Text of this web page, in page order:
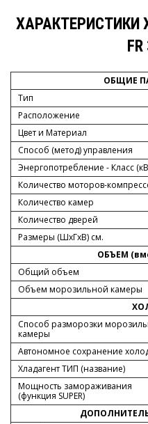
ХАРАКТЕРИСТИКИ
ОБЩИЕ
Тип
Расположение
Цвет и Материал
Способ (метод) управления
Энергопотребление - Класс
Количество моторов-
Количество камер
Количество дверей
Размеры (ШxГxВ) см.
ОБЪЕМ
Общий объем
Объем морозильной камеры
Способ разморозки
камеры
Автономное сохранение
Хладагент ТИП (название)
Мощность замораживания
(функция SUPER)